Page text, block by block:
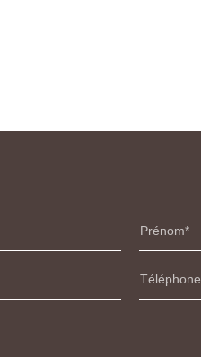
Prénom
Téléphone